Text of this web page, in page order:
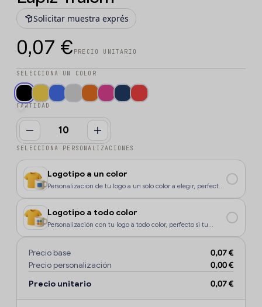
Solicitar muestra exprés
0,07 € PRECIO UNITARIO
SELECCIONA UN COLOR
CANTIDAD
SELECCIONA PERSONALIZACIONES
Logotipo a un color
Personalización de tu logo a un solo color a elegir, perfecto
Logotipo a todo color
Personalización con tu logo a todo color, perfecto si tu
Precio base
0,07 €
Precio personalización
0,00 €
Precio unitario
0,07 €